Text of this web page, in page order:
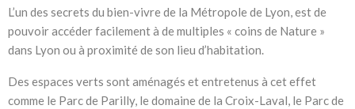
L’un des secrets du bien-vivre de la Métropole de Lyon, est de
pouvoir accéder facilement à de multiples « coins de Nature »
dans Lyon ou à proximité de son lieu d’habitation.
Des espaces verts sont aménagés et entretenus à cet effet
comme le Parc de Parilly, le domaine de la Croix-Laval, le Parc de